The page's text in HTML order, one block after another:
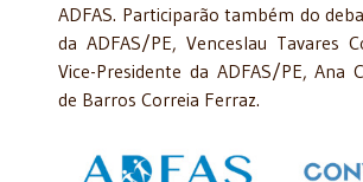
ADFAS. Participarão também do
da ADFAS/PE, Venceslau Tavares
Vice-Presidente da ADFAS/PE, Ana
de Barros Correia Ferraz.